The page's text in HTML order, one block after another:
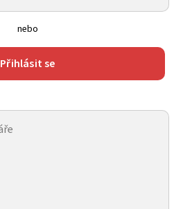
nebo
Přihlásit se